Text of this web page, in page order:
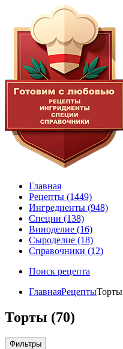
Главная
Рецепты (1449)
Ингредиенты (948)
Специи (138)
Виноделие (16)
Сыроделие (18)
Справочники (12)
Поиск рецепта
ГлавнаяРецептыТорты
Торты (70)
Фильтры